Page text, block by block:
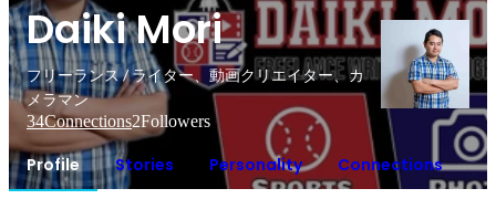
Daiki Mori
フリーランス / ライター、動画クリエイター、カ
メラマン
34Connections2Followers
Profile Stories Personality Connections